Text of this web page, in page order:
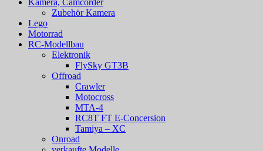
Zubehör Kamera
Lego
Motorrad
RC-Modellbau
Elektronik
FlySky GT3B
Offroad
Crawler
Motocross
MTA-4
RC8T FT E-Concersion
Tamiya – XC
Onroad